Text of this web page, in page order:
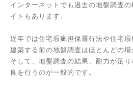
インターネットでも過去の地盤調査
イトもあります。
近年では住宅瑕疵担保履行法や住宅瑕
建築する前の地盤調査はほとんどの場
そして、地盤調査の結果、耐力が足
良を行うのが一般的です。